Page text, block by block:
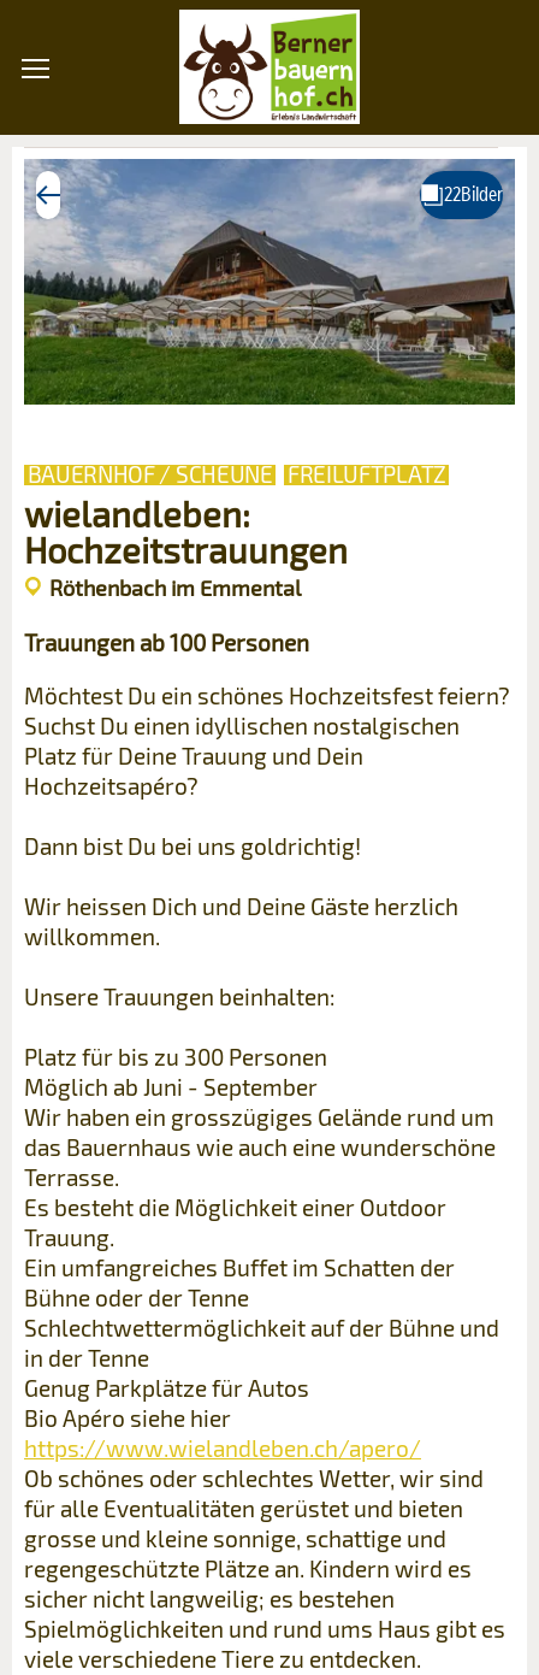
BAUERNHOF / SCHEUNE FREILUFTPLATZ
wielandleben:
Hochzeitstrauungen
Röthenbach im Emmental
Trauungen ab 100 Personen
Möchtest Du ein schönes Hochzeitsfest feiern?
Suchst Du einen idyllischen nostalgischen
Platz für Deine Trauung und Dein
Hochzeitsapéro?
Dann bist Du bei uns goldrichtig!
Wir heissen Dich und Deine Gäste herzlich
willkommen.
Unsere Trauungen beinhalten:
Platz für bis zu 300 Personen
Möglich ab Juni - September
Wir haben ein grosszügiges Gelände rund um
das Bauernhaus wie auch eine wunderschöne
Terrasse.
Es besteht die Möglichkeit einer Outdoor
Trauung.
Ein umfangreiches Buffet im Schatten der
Bühne oder der Tenne
Schlechtwettermöglichkeit auf der Bühne und
in der Tenne
Genug Parkplätze für Autos
Bio Apéro siehe hier
https://www.wielandleben.ch/apero/
Ob schönes oder schlechtes Wetter, wir sind
für alle Eventualitäten gerüstet und bieten
grosse und kleine sonnige, schattige und
regengeschützte Plätze an. Kindern wird es
sicher nicht langweilig; es bestehen
Spielmöglichkeiten und rund ums Haus gibt es
viele verschiedene Tiere zu entdecken.